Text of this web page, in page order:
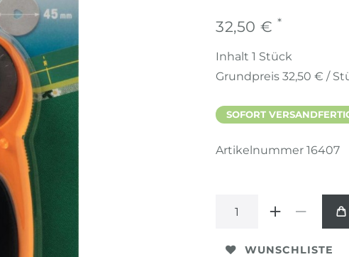
32,50 € *
Inhalt 1 Stück
Grundpreis 32,50 € /
SOFORT
Artikelnummer 16407
WUNSCHLISTE